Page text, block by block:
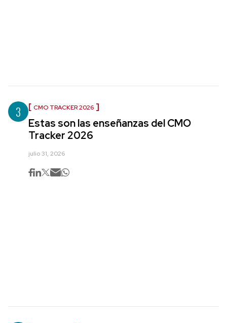
3 CMO TRACKER 2026
Estas son las enseñanzas del CMO
Tracker 2026
julio 31, 2026